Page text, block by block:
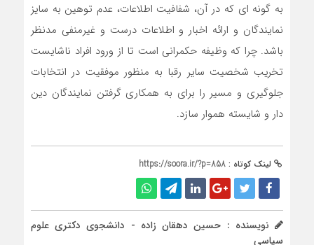
به گونه ای که‌ در آن، شفافیت اطلاعات، عدم توهین به سایز
نمایندگان و ارائه اخبار و اطلاعات درست و غیرمنفی مدنظر
باشد. چرا که وظیفه حکمرانی است تا از ورود افراد ناشایست
تخریب شخصیت سایر رقبا به منظور موفقیت در انتخابات
جلوگیری و مسیر را برای به همکاری گرفتن نمایندگان دین
دار و شایسته هموار سازد.
لینک کوتاه : https://soora.ir/?p=858
نویسنده : حسین دهقان زاده - دانشجوی دکتری علوم
سیاسی